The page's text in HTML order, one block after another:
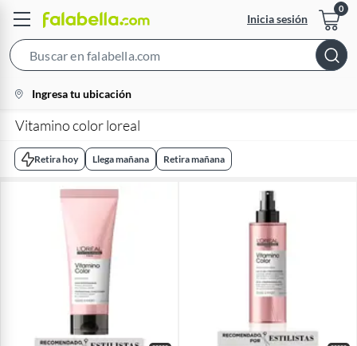
Inicia sesión
Bar
location-
icon
Ingresa tu ubicación
Vitamino color loreal
Retira hoy Llega mañana Retira mañana